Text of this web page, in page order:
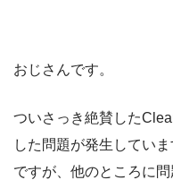
おじさんです。
ついさっき絶賛した
した問題が発生してい
ですが、他のところに問